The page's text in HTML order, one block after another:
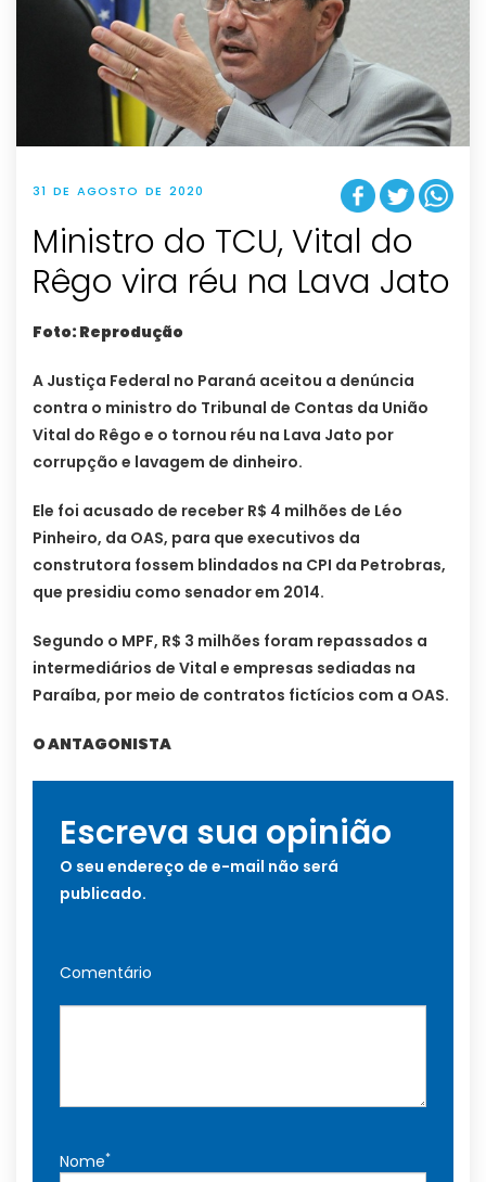
31 DE AGOSTO DE 2020
Ministro do TCU, Vital do
Rêgo vira réu na Lava Jato
Foto: Reprodução
A Justiça Federal no Paraná aceitou a denúncia
contra o ministro do Tribunal de Contas da União
Vital do Rêgo e o tornou réu na Lava Jato por
corrupção e lavagem de dinheiro.
Ele foi acusado de receber R$ 4 milhões de Léo
Pinheiro, da OAS, para que executivos da
construtora fossem blindados na CPI da Petrobras,
que presidiu como senador em 2014.
Segundo o MPF, R$ 3 milhões foram repassados a
intermediários de Vital e empresas sediadas na
Paraíba, por meio de contratos fictícios com a OAS.
O ANTAGONISTA
Escreva sua opinião
O seu endereço de e-mail não será
publicado.
Comentário
Nome*